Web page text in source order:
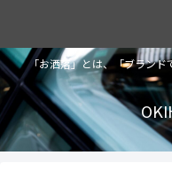
「お洒落」とは、「ブランド